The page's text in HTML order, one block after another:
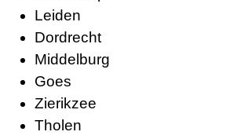
Leiden
Dordrecht
Middelburg
Goes
Zierikzee
Tholen